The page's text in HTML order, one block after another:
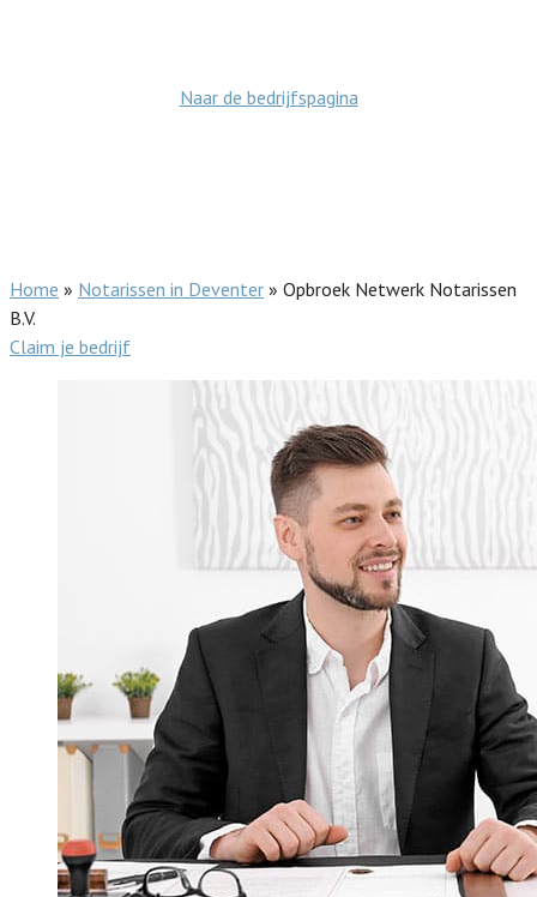
Naar de bedrijfspagina
Home » Notarissen in Deventer » Opbroek Netwerk Notarissen
B.V.
Claim je bedrijf